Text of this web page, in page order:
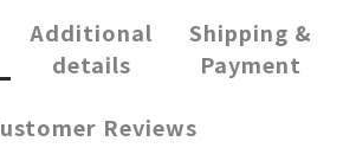
Additional
details
Shipping &
Payment
Reviews